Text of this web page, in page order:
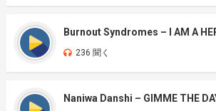
Burnout Syndromes – I AM A
236 聞く
Naniwa Danshi – GIMME THE